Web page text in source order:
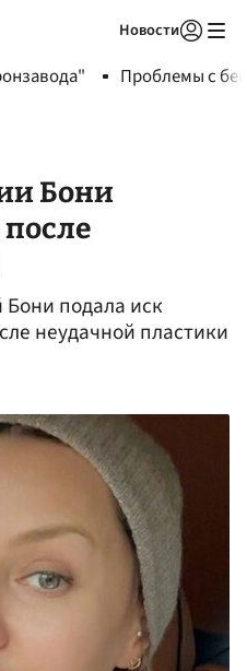
Новости
Проблемы с
Бони
Бони подала иск
неудачной пластики